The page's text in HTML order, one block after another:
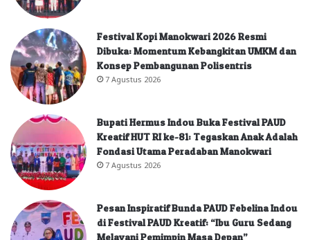
Festival Kopi Manokwari 2026 Resmi
Dibuka: Momentum Kebangkitan UMKM dan
Konsep Pembangunan Polisentris
7 Agustus 2026
Bupati Hermus Indou Buka Festival PAUD
Kreatif HUT RI ke-81: Tegaskan Anak Adalah
Fondasi Utama Peradaban Manokwari
7 Agustus 2026
Pesan Inspiratif Bunda PAUD Febelina Indou
di Festival PAUD Kreatif: “Ibu Guru Sedang
Melayani Pemimpin Masa Depan”